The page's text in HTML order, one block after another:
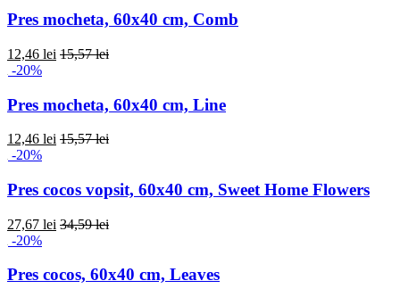
Pres mocheta, 60x40 cm, Comb
12,46 lei 15,57 lei
-20%
Pres mocheta, 60x40 cm, Line
12,46 lei 15,57 lei
-20%
Pres cocos vopsit, 60x40 cm, Sweet Home Flowers
27,67 lei 34,59 lei
-20%
Pres cocos, 60x40 cm, Leaves